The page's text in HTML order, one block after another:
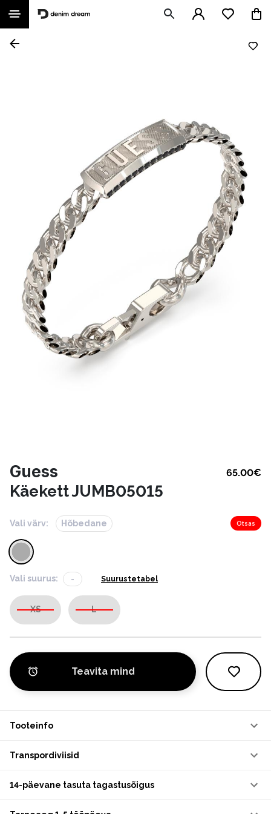
Guess 65.00€
Käekett JUMB05015
Vali värv: Hõbedane Otsas
Vali suurus: - Suurustetabel
XS L
Teavita mind
Tooteinfo
Transpordiviisid
14-päevane tasuta tagastusõigus